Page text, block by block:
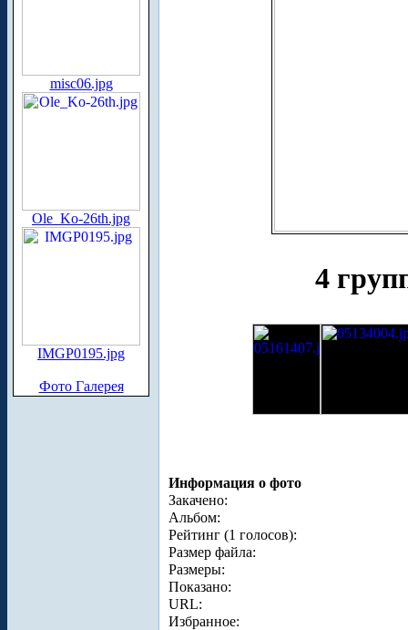
misc06.jpg
Ole_Ko-26th.jpg
IMGP0195.jpg
Фото Галерея
4
Информация о фото
Закачено:
Альбом:
Рейтинг (1 голосов):
Размер файла:
Размеры:
Показано:
URL:
Избранное: